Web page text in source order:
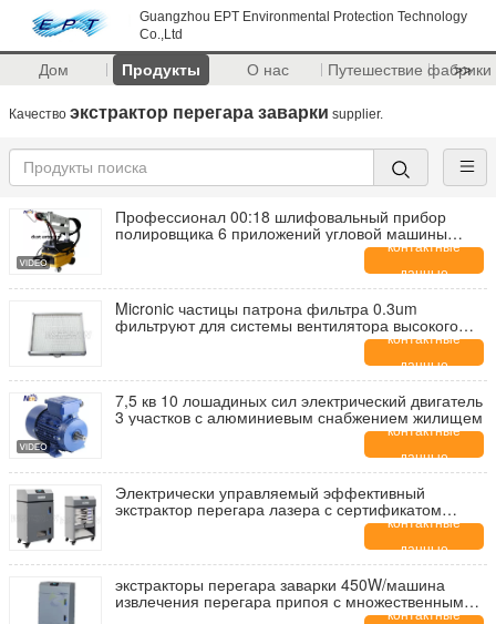
Guangzhou EPT Environmental Protection Technology
Co.,Ltd
Дом Продукты О нас Путешествие фабрики
>>
Качество экстрактор перегара заварки supplier.
Профессионал 00:18 шлифовальный прибор
полировщика 6 приложений угловой машины
воздуха полируя машины электрического
шлифовального прибора угловой машины дюйма
контактные
данные
Micronic частицы патрона фильтра 0.3um
фильтруют для системы вентилятора высокого
контактные
данные
7,5 кв 10 лошадиных сил электрический двигатель
3 участков с алюминиевым снабжением жилищем
контактные
данные
Электрически управляемый эффективный
экстрактор перегара лазера с сертификатом
контактные
данные
экстракторы перегара заварки 450W/машина
извлечения перегара припоя с множественным
контактные